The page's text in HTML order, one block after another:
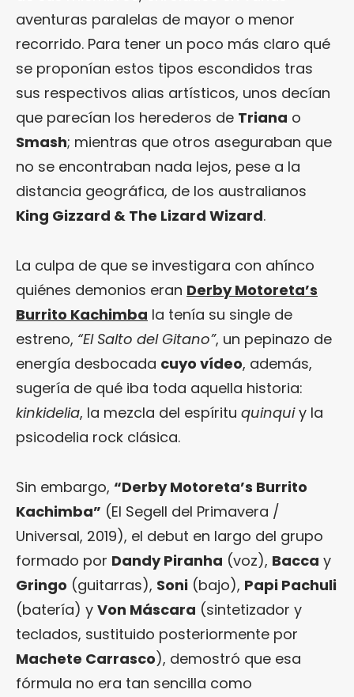
aventuras paralelas de mayor o menor
recorrido. Para tener un poco más claro qué
se proponían estos tipos escondidos tras
sus respectivos alias artísticos, unos decían
que parecían los herederos de Triana o
Smash; mientras que otros aseguraban que
no se encontraban nada lejos, pese a la
distancia geográfica, de los australianos
King Gizzard & The Lizard Wizard.
La culpa de que se investigara con ahínco
quiénes demonios eran Derby Motoreta’s
Burrito Kachimba la tenía su single de
estreno, “El Salto del Gitano”, un pepinazo de
energía desbocada cuyo vídeo, además,
sugería de qué iba toda aquella historia:
kinkidelia, la mezcla del espíritu quinquiy la
psicodelia rock clásica.
Sin embargo, “Derby Motoreta’s Burrito
Kachimba” (El Segell del Primavera /
Universal, 2019), el debut en largo del grupo
formado por Dandy Piranha (voz), Bacca y
Gringo (guitarras), Soni (bajo), Papi Pachuli
(batería) y Von Máscara (sintetizador y
teclados, sustituido posteriormente por
Machete Carrasco), demostró que esa
fórmula no era tan sencilla como